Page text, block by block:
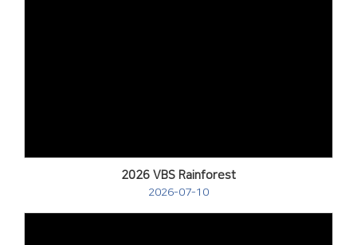
2026 VBS Rainforest
2026-07-10